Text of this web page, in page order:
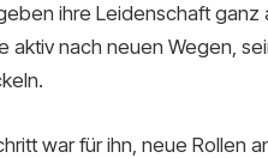
ihre Leidenschaft
aktiv nach neuen Wegen,
war für ihn, neue Rollen